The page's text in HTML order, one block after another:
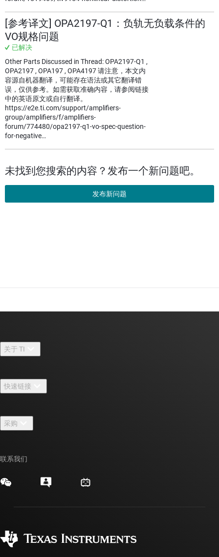
[参考译文] OPA2197-Q1：负轨无负载条件的
VO规格问题
已解决
Other Parts Discussed in Thread: OPA2197-Q1 ,
OPA2197 , OPA197 , OPA4197 请注意，本文内
容源自机器翻译，可能存在语法或其它翻译错
误，仅供参考。如需获取准确内容，请参阅链接
中的英语原文或自行翻译。
https://e2e.ti.com/support/amplifiers-
group/amplifiers/f/amplifiers-
forum/774480/opa2197-q1-vo-spec-question-
for-negative…
未找到您搜索的内容？发布一个新问题吧。
发布新问题
关于 TI
招贤纳士
新闻中心
活动
投资者关系
快速链接
TI E2E™ 设计支持论坛
myTI 帐户常见问题解答
采购
发货、付款和税费
联系我们